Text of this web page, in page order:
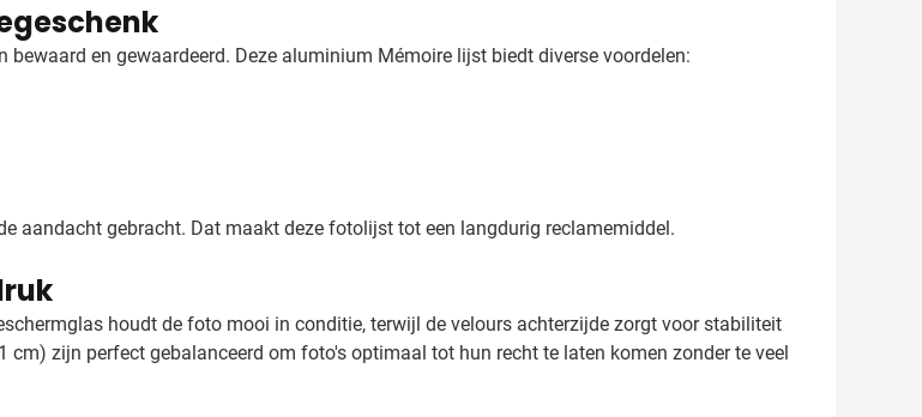
en gewaardeerd. Deze aluminium Mémoire lijst biedt diverse voordelen:
aandacht gebracht. Dat maakt deze fotolijst tot een langdurig reclamemiddel.
houdt de foto mooi in conditie, terwijl de velours achterzijde zorgt voor stabiliteit
zijn perfect gebalanceerd om foto's optimaal tot hun recht te laten komen zonder te veel